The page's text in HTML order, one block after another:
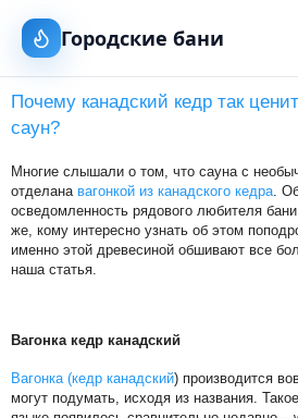
Городские бани
Почему канадский кедр так
саун?
Многие слышали о том, что сауна с
отделана вагонкой из канадского кедра.
осведомленность рядового любителя
же, кому интересно узнать об этом
именно этой древесиной обшивают все
наша статья.
Вагонка кедр канадский
Вагонка (кедр канадский) производится
могут подумать, исходя из названия.